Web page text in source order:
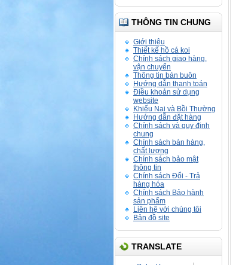
THÔNG TIN CHUNG
Giới thiệu
Thiết kế hồ cá koi
Chính sách giao hàng,
vận chuyển
Thông tin bán buôn
Hướng dẫn thanh toán
Điều khoản sử dụng
website
Khiếu Nại và Bồi Thường
Hướng dẫn đặt hàng
Chính sách và quy định
chung
Chính sách bán hàng,
chất lượng
Chính sách bảo mật
thông tin
Chính sách Đổi - Trả
hàng hóa
Chính sách Bảo hành
sản phẩm
Liên hệ với chúng tôi
Bản đồ site
TRANSLATE